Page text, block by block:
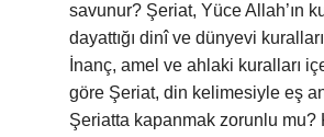
savunur? Şeriat, Yüce Allah’ın
dayattığı dinî ve dünyevi
İnanç, amel ve ahlaki kuralları
göre Şeriat, din kelimesiyle eş
Şeriatta kapanmak zorunlu mu?